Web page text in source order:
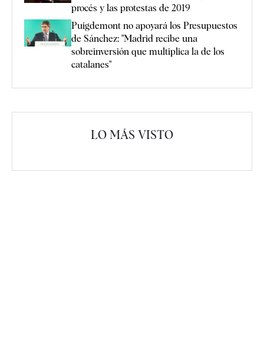
procés y las protestas de 2019
Puigdemont no apoyará los Presupuestos
de Sánchez: "Madrid recibe una
sobreinversión que multiplica la de los
catalanes"
LO MÁS VISTO